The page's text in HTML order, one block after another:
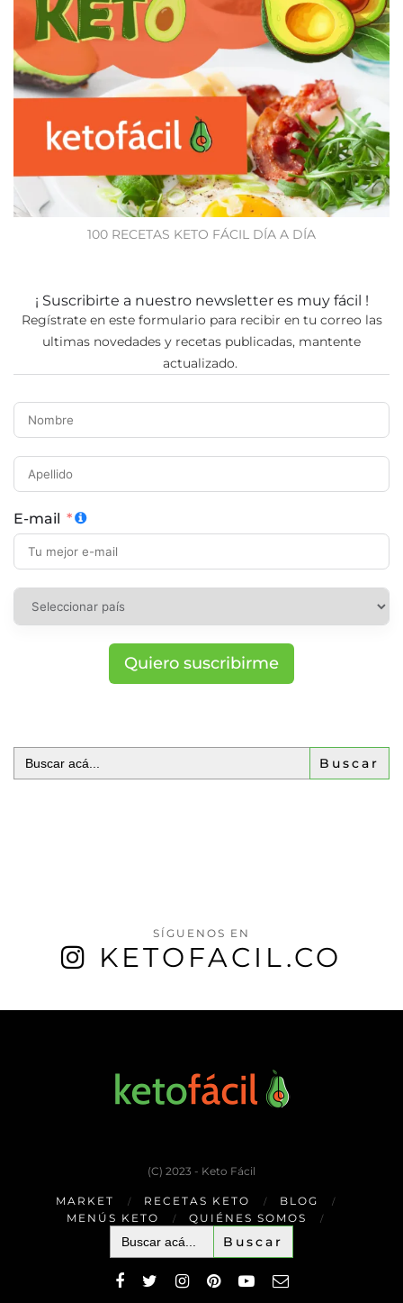
100 RECETAS KETO FÁCIL DÍA A DÍA
¡ Suscribirte a nuestro newsletter es muy fácil !
Regístrate en este formulario para recibir en tu correo las
ultimas novedades y recetas publicadas, mantente
actualizado.
E-mail
Quiero suscribirme
Buscar:
SÍGUENOS EN
KETOFACIL.CO
(C) 2023 - Keto Fácil
MARKET RECETAS KETO
BLOG
MENÚS KETO
QUIÉNES SOMOS
Buscar: